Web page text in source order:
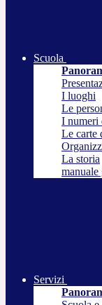
Scuola
I luoghi
Le
I numeri
Le carte
La storia
manuale
Servizi